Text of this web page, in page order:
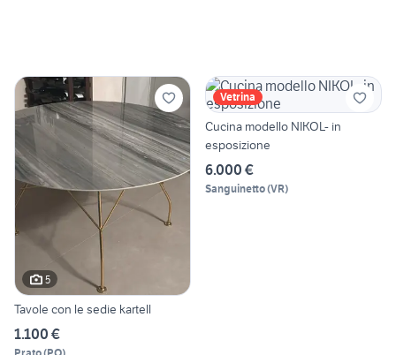
5
Tavole con le sedie kartell
1.100 €
Vetrina
Cucina modello NIKOL- in
esposizione
6.000 €
Sanguinetto(VR)